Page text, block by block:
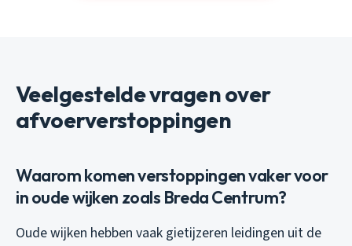
Veelgestelde vragen over
afvoerverstoppingen
Waarom komen verstoppingen vaker voor
in oude wijken zoals Breda Centrum?
Oude wijken hebben vaak gietijzeren leidingen uit de